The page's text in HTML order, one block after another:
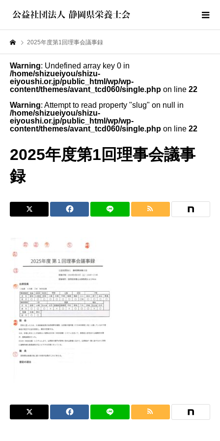
2025年度第1回理事会議事録
Warning: Undefined array key 0 in
/home/shizueiyou/shizu-
eiyoushi.or.jp/public_html/wp/wp-
content/themes/avant_tcd060/single.php on line 22
Warning: Attempt to read property "slug" on null in
/home/shizueiyou/shizu-
eiyoushi.or.jp/public_html/wp/wp-
content/themes/avant_tcd060/single.php on line 22
2025年度第1回理事会議事
録